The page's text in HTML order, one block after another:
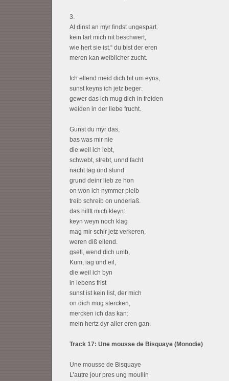
3.
Al dinst an myr findst ungespart.
kein fart mich nit beschwert,
wie hert sie ist.“ du bist der eren
meren kan weiblicher zucht.
Ich ellend meid dich bit um eyns,
sunst keyns ich jetz beger:
gewer das ich mug dich in freiden
weiden in der liebe frucht.
Gunst du myr das,
bas was mir nie
die weil ich lebt,
schwebt, strebt, unnd facht
nacht tag und stund
grund deinr lieb ze hon
on won ich nymmer pleib
treib schreib on underlaß.
das hilfft mich kleyn:
keyn weyn noch klag
mag mir schir jetz verkeren,
weren diß ellend.
gsell, wend dich umb,
Kum, iag und eil,
die weil ich byn
in lebens frist
sunst ist kein list, der mich
on dich mug stercken,
mercken ich das kan:
mein hertz dyr aller eren gan.
Track 17: Une mousse de Bisquaye (Monodie)
Une mousse de Bisquaye
L’autre jour pres ung moullin